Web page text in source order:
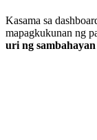
Kasama sa
mapagkukunan ng
uri ng sambahayan